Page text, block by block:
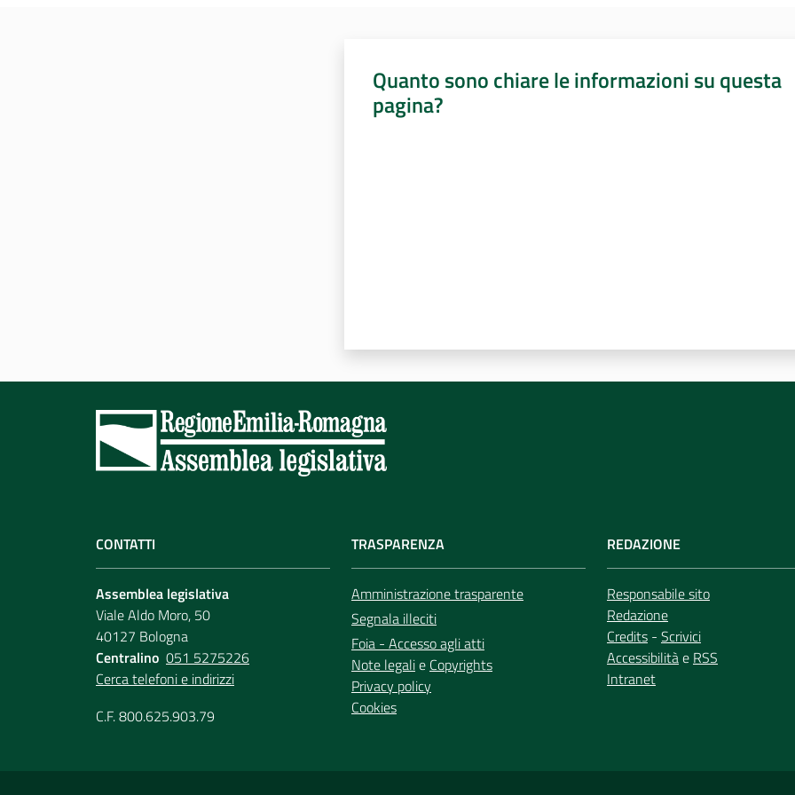
Quanto sono chiare le informazioni su questa
pagina?
CONTATTI
Assemblea legislativa
Viale Aldo Moro, 50
40127 Bologna
Centralino 051 5275226
Cerca telefoni e indirizzi
C.F. 800.625.903.79
TRASPARENZA
Amministrazione trasparente
Segnala illeciti
Foia - Accesso agli atti
Note legalie Copyrights
Privacy policy
Cookies
REDAZIONE
Responsabile sito
Redazione
Credits - Scrivici
Accessibilitàe RSS
Intranet